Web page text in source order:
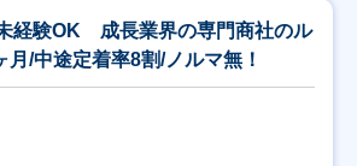
経験OK 成長業界の専門商社のル
月/中途定着率8割/ノルマ無！